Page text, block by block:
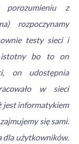
z
rozpoczynamy
testy sieci i
istotny bo to on
on udostępnia
w sieci
jest informatykiem
się sami.
dla użytkowników.